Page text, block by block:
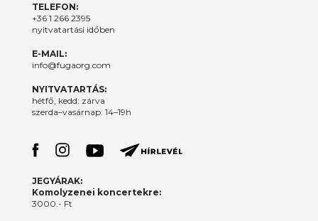
TELEFON:
+36 1 266 2395
nyitvatartási időben
E-MAIL:
info@fugaorg.com
NYITVATARTÁS:
hétfő, kedd: zárva
szerda–vasárnap: 14–19h
JEGYÁRAK:
Komolyzenei koncertekre:
3000.- Ft